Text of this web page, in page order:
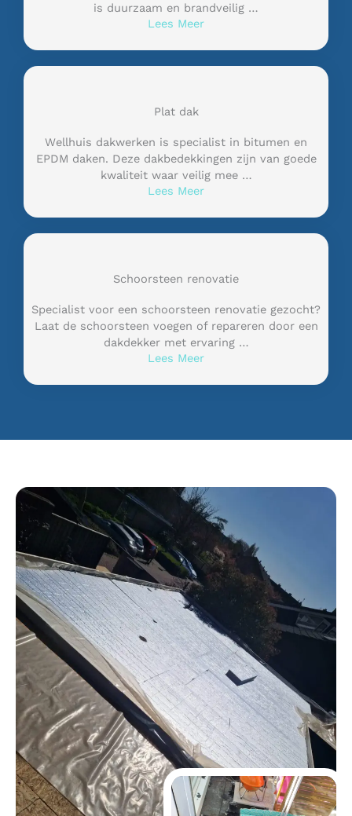
is duurzaam en brandveilig …
Lees Meer
Plat dak
Wellhuis dakwerken is specialist in bitumen en
EPDM daken. Deze dakbedekkingen zijn van goede
kwaliteit waar veilig mee …
Lees Meer
Schoorsteen renovatie
Specialist voor een schoorsteen renovatie gezocht?
Laat de schoorsteen voegen of repareren door een
dakdekker met ervaring …
Lees Meer